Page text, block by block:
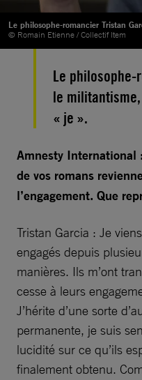
Le philosophe-romancier Tristan
© Romain Etienne / Collectif Item
Le
le
« je ».
Amnesty International
de vos romans
l’engagement. Que
Tristan Garcia : Je
engagés depuis
manières. Ils m’ont
cesse à leurs
J’hérite d’une sorte
permanente, je suis
lucidité sur ce qu’ils
finalement obtenu.